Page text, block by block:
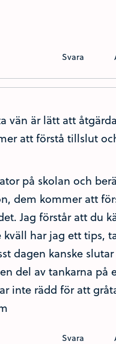
Svara
vän är lätt att
att förstå tillslut
på skolan och
dem kommer att
Jag förstår att du
har jag ett tips,
dagen kanske
del av tankarna på
inte rädd för att
Svara